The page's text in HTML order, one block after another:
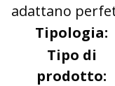
adattano
Tipologia:
Tipo di
prodotto: